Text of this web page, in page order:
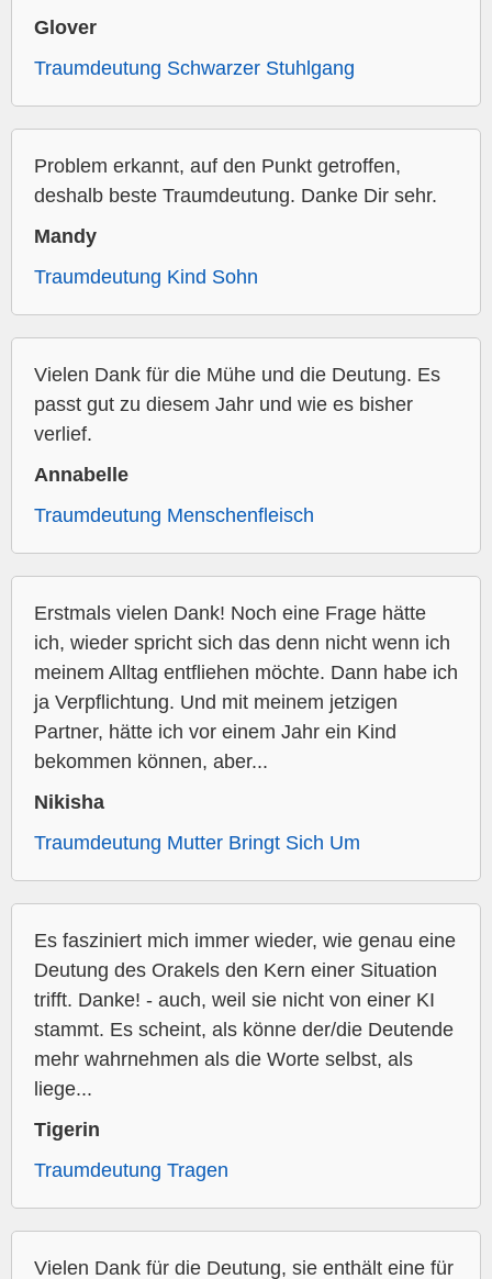
Glover
Traumdeutung Schwarzer Stuhlgang
Problem erkannt, auf den Punkt getroffen,
deshalb beste Traumdeutung. Danke Dir sehr.
Mandy
Traumdeutung Kind Sohn
Vielen Dank für die Mühe und die Deutung. Es
passt gut zu diesem Jahr und wie es bisher
verlief.
Annabelle
Traumdeutung Menschenfleisch
Erstmals vielen Dank! Noch eine Frage hätte
ich, wieder spricht sich das denn nicht wenn ich
meinem Alltag entfliehen möchte. Dann habe ich
ja Verpflichtung. Und mit meinem jetzigen
Partner, hätte ich vor einem Jahr ein Kind
bekommen können, aber...
Nikisha
Traumdeutung Mutter Bringt Sich Um
Es fasziniert mich immer wieder, wie genau eine
Deutung des Orakels den Kern einer Situation
trifft. Danke! - auch, weil sie nicht von einer KI
stammt. Es scheint, als könne der/die Deutende
mehr wahrnehmen als die Worte selbst, als
liege...
Tigerin
Traumdeutung Tragen
Vielen Dank für die Deutung, sie enthält eine für